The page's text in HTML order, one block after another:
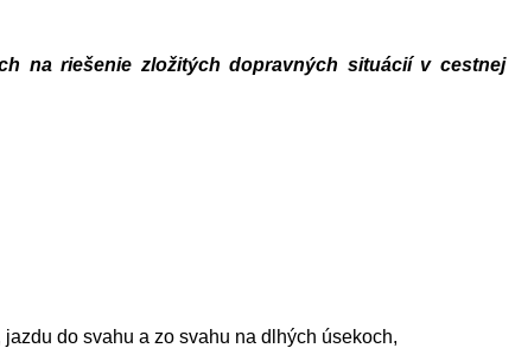
na riešenie zložitých dopravných situácií v cestnej
do svahu a zo svahu na dlhých úsekoch,